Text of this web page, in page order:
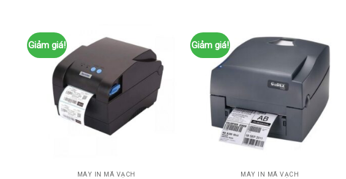
Giảm giá!
MÁY IN MÃ VẠCH
Giảm giá!
MÁY IN MÃ VẠCH